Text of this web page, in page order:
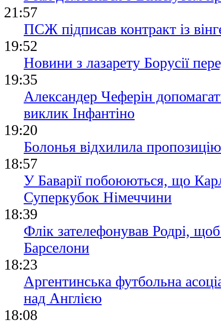
21:57
ПСЖ підписав контракт із
19:52
Новини з лазарету Борусії
19:35
Александер Чеферін
виклик Інфантіно
19:20
Болонья відхилила
18:57
У Баварії побоюються, що
Суперкубок Німеччини
18:39
Флік зателефонував Родрі,
Барселони
18:23
Аргентинська футбольна
над Англією
18:08